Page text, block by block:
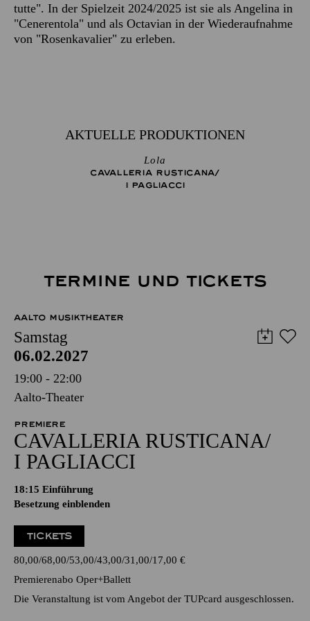
tutte". In der Spielzeit 2024/2025 ist sie als Angelina in
"Cenerentola" und als Octavian in der Wiederaufnahme
von "Rosenkavalier" zu erleben.
AKTUELLE PRODUKTIONEN
Lola
CAVALLERIA RUSTICANA/
I PAGLIACCI
TERMINE UND TICKETS
AALTO MUSIKTHEATER
Samstag
06.02.2027
19:00 - 22:00
Aalto-Theater
PREMIERE
CAVALLERIA RUSTICANA/
I PAGLIACCI
18:15 Einführung
Besetzung einblenden
TICKETS
80,00 68,00 53,00 43,00 31,00 17,00 €
Premierenabo Oper+Ballett
Die Veranstaltung ist vom Angebot der TUPcard ausgeschlossen.